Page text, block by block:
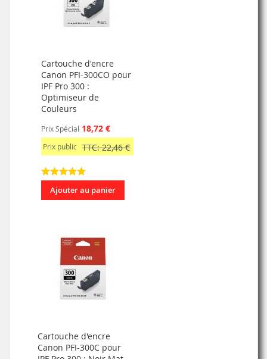
Cartouche d'encre
Canon PFI-300CO pour
IPF Pro 300 :
Optimiseur de
Couleurs
Prix Spécial 18,72 €
Prix public TTC: 22,46 €
Ajouter au panier
Cartouche d'encre
Canon PFI-300C pour